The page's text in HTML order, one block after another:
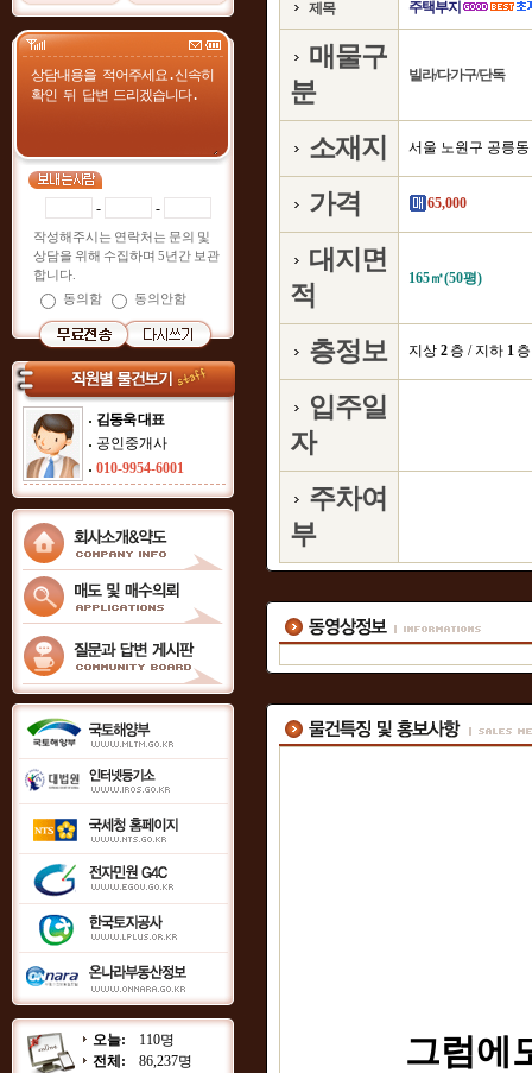
- -
작성해주시는 연락처는 문의 및
상담을 위해 수집하며 5년간 보관
합니다.
동의함
동의안함
김동욱 대표
공인중개사
010-9954-6001
오늘:
110명
전체:
86,237명
제목 주택부지
매물구
분
빌라/다가구/단독
소재지 서울 노원구 공릉동
가격 65,000
대지면
적
165㎡(50평)
층정보 지상 2층 / 지하 1층
입주일
자
주차여
부
그럼에